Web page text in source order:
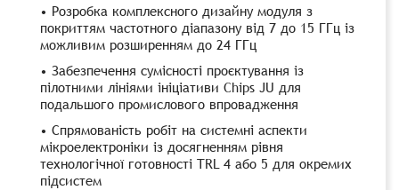
• Розробка комплексного дизайну модуля з
покриттям частотного діапазону від 7 до 15 ГГц із
можливим розширенням до 24 ГГц
• Забезпечення сумісності проєктування із
пілотними лініями ініціативи Chips JU для
подальшого промислового впровадження
• Спрямованість робіт на системні аспекти
мікроелектроніки із досягненням рівня
технологічної готовності TRL 4 або 5 для окремих
підсистем